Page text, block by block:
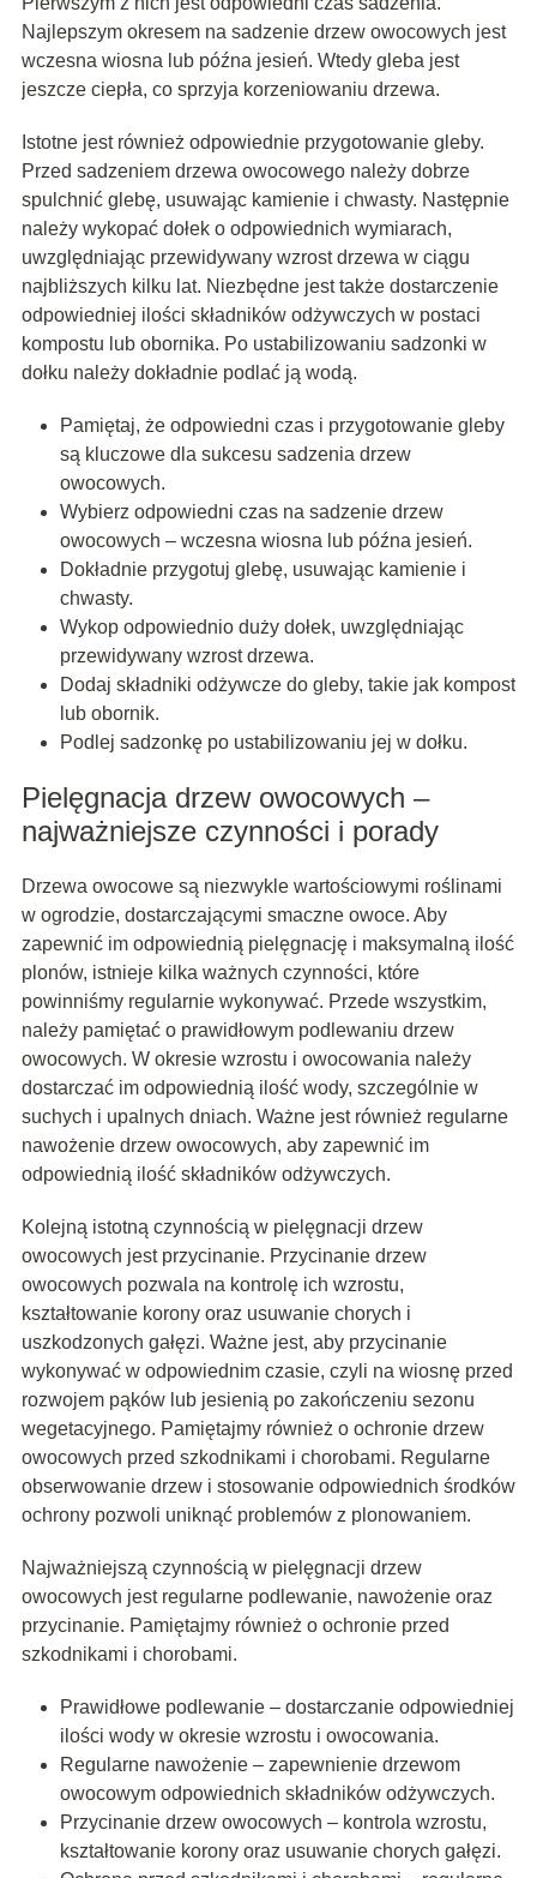
Najlepszym okresem na sadzenie drzew owocowych jest
wczesna wiosna lub późna jesień. Wtedy gleba jest
jeszcze ciepła, co sprzyja korzeniowaniu drzewa.
Istotne jest również odpowiednie przygotowanie gleby.
Przed sadzeniem drzewa owocowego należy dobrze
spulchnić glebę, usuwając kamienie i chwasty. Następnie
należy wykopać dołek o odpowiednich wymiarach,
uwzględniając przewidywany wzrost drzewa w ciągu
najbliższych kilku lat. Niezbędne jest także dostarczenie
odpowiedniej ilości składników odżywczych w postaci
kompostu lub obornika. Po ustabilizowaniu sadzonki w
dołku należy dokładnie podlać ją wodą.
Pamiętaj, że odpowiedni czas i przygotowanie gleby
są kluczowe dla sukcesu sadzenia drzew
owocowych.
Wybierz odpowiedni czas na sadzenie drzew
owocowych – wczesna wiosna lub późna jesień.
Dokładnie przygotuj glebę, usuwając kamienie i
chwasty.
Wykop odpowiednio duży dołek, uwzględniając
przewidywany wzrost drzewa.
Dodaj składniki odżywcze do gleby, takie jak kompost
lub obornik.
Podlej sadzonkę po ustabilizowaniu jej w dołku.
Pielęgnacja drzew owocowych –
najważniejsze czynności i porady
Drzewa owocowe są niezwykle wartościowymi roślinami
w ogrodzie, dostarczającymi smaczne owoce. Aby
zapewnić im odpowiednią pielęgnację i maksymalną ilość
plonów, istnieje kilka ważnych czynności, które
powinniśmy regularnie wykonywać. Przede wszystkim,
należy pamiętać o prawidłowym podlewaniu drzew
owocowych. W okresie wzrostu i owocowania należy
dostarczać im odpowiednią ilość wody, szczególnie w
suchych i upalnych dniach. Ważne jest również regularne
nawożenie drzew owocowych, aby zapewnić im
odpowiednią ilość składników odżywczych.
Kolejną istotną czynnością w pielęgnacji drzew
owocowych jest przycinanie. Przycinanie drzew
owocowych pozwala na kontrolę ich wzrostu,
kształtowanie korony oraz usuwanie chorych i
uszkodzonych gałęzi. Ważne jest, aby przycinanie
wykonywać w odpowiednim czasie, czyli na wiosnę przed
rozwojem pąków lub jesienią po zakończeniu sezonu
wegetacyjnego. Pamiętajmy również o ochronie drzew
owocowych przed szkodnikami i chorobami. Regularne
obserwowanie drzew i stosowanie odpowiednich środków
ochrony pozwoli uniknąć problemów z plonowaniem.
Najważniejszą czynnością w pielęgnacji drzew
owocowych jest regularne podlewanie, nawożenie oraz
przycinanie. Pamiętajmy również o ochronie przed
szkodnikami i chorobami.
Prawidłowe podlewanie – dostarczanie odpowiedniej
ilości wody w okresie wzrostu i owocowania.
Regularne nawożenie – zapewnienie drzewom
owocowym odpowiednich składników odżywczych.
Przycinanie drzew owocowych – kontrola wzrostu,
kształtowanie korony oraz usuwanie chorych gałęzi.